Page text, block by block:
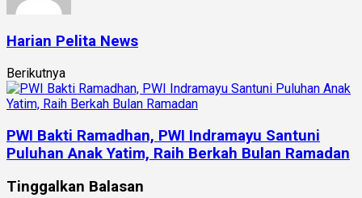
Harian Pelita News
Berikutnya
PWI Bakti Ramadhan, PWI Indramayu Santuni
Puluhan Anak Yatim, Raih Berkah Bulan Ramadan
Tinggalkan Balasan